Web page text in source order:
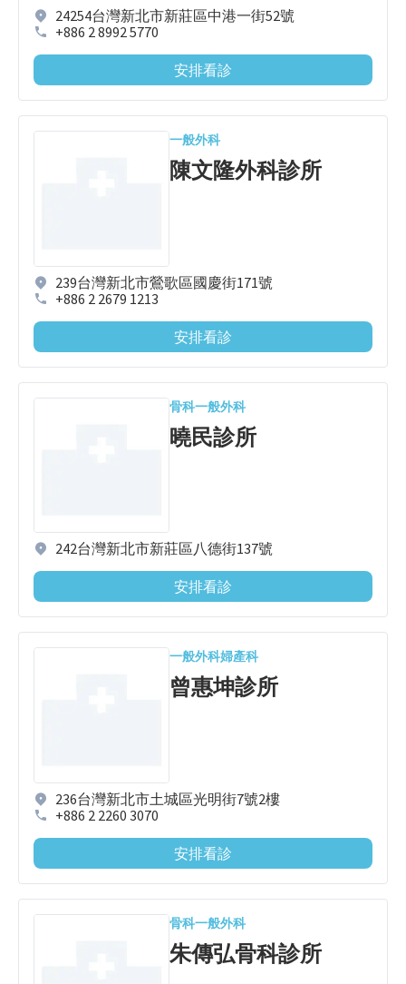
24254台灣新北市新莊區中港一街52號
+886 2 8992 5770
安排看診
一般外科
陳文隆外科診所
239台灣新北市鶯歌區國慶街171號
+886 2 2679 1213
安排看診
骨科一般外科
曉民診所
242台灣新北市新莊區八德街137號
安排看診
一般外科婦產科
曾惠坤診所
236台灣新北市土城區光明街7號2樓
+886 2 2260 3070
安排看診
骨科一般外科
朱傳弘骨科診所